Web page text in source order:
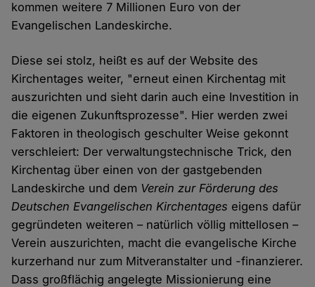
kommen weitere 7 Millionen Euro von der
Evangelischen Landeskirche.
Diese sei stolz, heißt es auf der Website des
Kirchentages weiter, "erneut einen Kirchentag mit
auszurichten und sieht darin auch eine Investition in
die eigenen Zukunftsprozesse". Hier werden zwei
Faktoren in theologisch geschulter Weise gekonnt
verschleiert: Der verwaltungstechnische Trick, den
Kirchentag über einen von der gastgebenden
Landeskirche und dem Verein zur Förderung des
Deutschen Evangelischen Kirchentages eigens dafür
gegründeten weiteren – natürlich völlig mittellosen –
Verein auszurichten, macht die evangelische Kirche
kurzerhand nur zum Mitveranstalter und -finanzierer.
Dass großflächig angelegte Missionierung eine